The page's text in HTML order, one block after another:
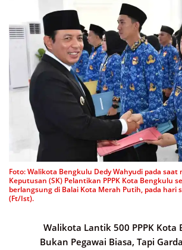
Foto: Walikota Bengkulu Dedy Wahyudi pada
Keputusan (SK) Pelantikan PPPK Kota Bengkulu
berlangsung di Balai Kota Merah Putih, pada hari
(Ft/Ist).
Walikota Lantik 500 PPPK Kota
Bukan Pegawai Biasa, Tapi